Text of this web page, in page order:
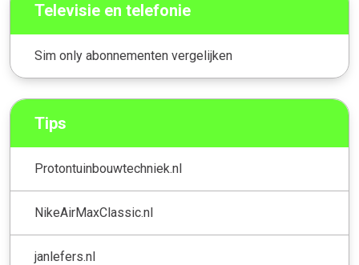
Televisie en telefonie
Sim only abonnementen vergelijken
Tips
Protontuinbouwtechniek.nl
NikeAirMaxClassic.nl
janlefers.nl